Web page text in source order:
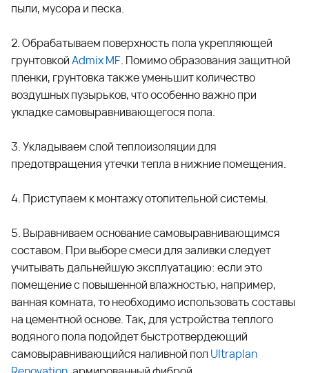
пыли, мусора и песка.
2. Обрабатываем поверхность пола укрепляющей
грунтовкойAdmix MF. Помимо образования защитной
пленки, грунтовка также уменьшит количество
воздушных пузырьков, что особенно важно при
укладке самовыравнивающегося пола.
3. Укладываем слой теплоизоляции для
предотвращения утечки тепла в нижние помещения.
4. Приступаем к монтажу отопительной системы.
5. Выравниваем основание самовыравнивающимся
составом. При выборе смеси для заливки следует
учитывать дальнейшую эксплуатацию: если это
помещение с повышенной влажностью, например,
ванная комната, то необходимо использовать составы
на цементной основе. Так, для устройства теплого
водяного пола подойдет быстротвердеющий
самовыравнивающийся наливной пол Ultraplan